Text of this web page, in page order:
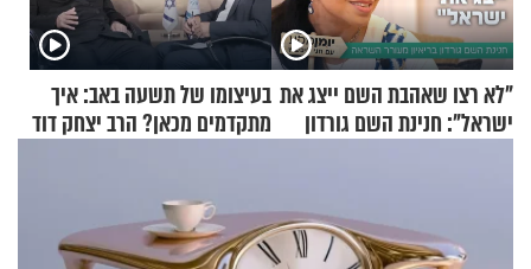
"לא רצו שאהבת השם ייצג את
ישראל": חנינת השם גורדון
בעיצומו של תשעה באב: איך
מתקדמים מכאן? הרב יצחק דוד